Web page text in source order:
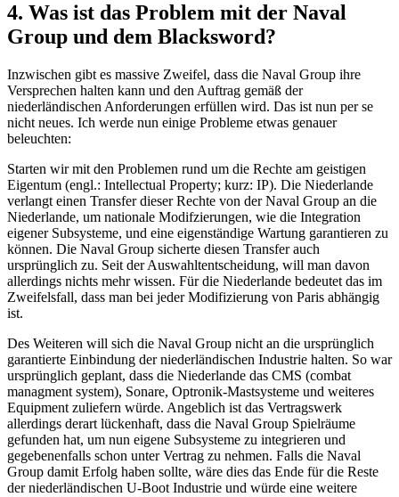
4. Was ist das Problem mit der Naval
Group und dem Blacksword?
Inzwischen gibt es massive Zweifel, dass die Naval Group ihre
Versprechen halten kann und den Auftrag gemäß der
niederländischen Anforderungen erfüllen wird. Das ist nun per se
nicht neues. Ich werde nun einige Probleme etwas genauer
beleuchten:
Starten wir mit den Problemen rund um die Rechte am geistigen
Eigentum (engl.: Intellectual Property; kurz: IP). Die Niederlande
verlangt einen Transfer dieser Rechte von der Naval Group an die
Niederlande, um nationale Modifzierungen, wie die Integration
eigener Subsysteme, und eine eigenständige Wartung garantieren zu
können. Die Naval Group sicherte diesen Transfer auch
ursprünglich zu. Seit der Auswahltentscheidung, will man davon
allerdings nichts mehr wissen. Für die Niederlande bedeutet das im
Zweifelsfall, dass man bei jeder Modifizierung von Paris abhängig
ist.
Des Weiteren will sich die Naval Group nicht an die ursprünglich
garantierte Einbindung der niederländischen Industrie halten. So war
ursprünglich geplant, dass die Niederlande das CMS (combat
managment system), Sonare, Optronik-Mastsysteme und weiteres
Equipment zuliefern würde. Angeblich ist das Vertragswerk
allerdings derart lückenhaft, dass die Naval Group Spielräume
gefunden hat, um nun eigene Subsysteme zu integrieren und
gegebenenfalls schon unter Vertrag zu nehmen. Falls die Naval
Group damit Erfolg haben sollte, wäre dies das Ende für die Reste
der niederländischen U-Boot Industrie und würde eine weitere